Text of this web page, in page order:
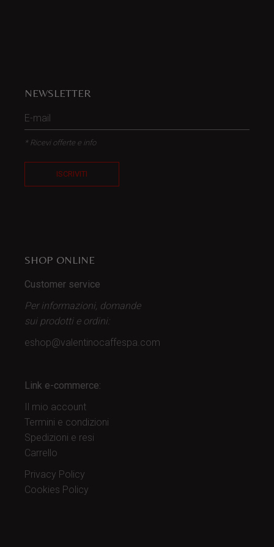
NEWSLETTER
* Ricevi offerte e info
ISCRIVITI
SHOP ONLINE
Customer service
Per informazioni, domande
sui prodotti e ordini:
eshop@valentinocaffespa.com
Link e-commerce:
Il mio account
Termini e condizioni
Spedizioni e resi
Carrello
Privacy Policy
Cookies Policy